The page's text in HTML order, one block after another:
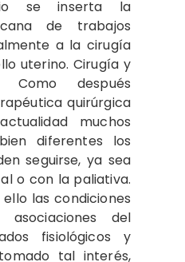
se inserta la
de trabajos
a la cirugía
uterino. Cirugía y
Como después
quirúrgica
muchos
diferentes los
seguirse, ya sea
o con la paliativa.
las condiciones
del
fisiológicos y
tal interés,